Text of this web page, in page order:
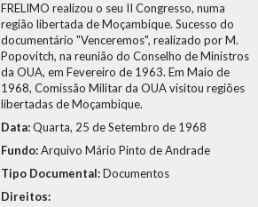
FRELIMO realizou o seu II Congresso, numa
região libertada de Moçambique. Sucesso do
documentário "Venceremos", realizado por M.
Popovitch, na reunião do Conselho de Ministros
da OUA, em Fevereiro de 1963. Em Maio de
1968, Comissão Militar da OUA visitou regiões
libertadas de Moçambique.
Data:Quarta, 25 de Setembro de 1968
Fundo:Arquivo Mário Pinto de Andrade
Tipo Documental:Documentos
Direitos: